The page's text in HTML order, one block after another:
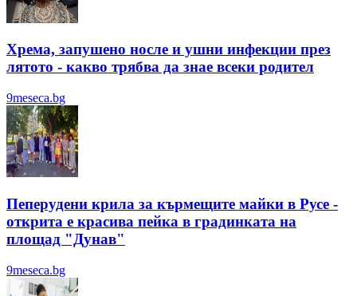
Хрема, запушено носле и ушни инфекции през
лятотo - какво трябва да знае всеки родител
9meseca.bg
Пеперудени крила за кърмещите майки в Русе -
открита е красива пейка в градинката на
площад "Дунав"
9meseca.bg